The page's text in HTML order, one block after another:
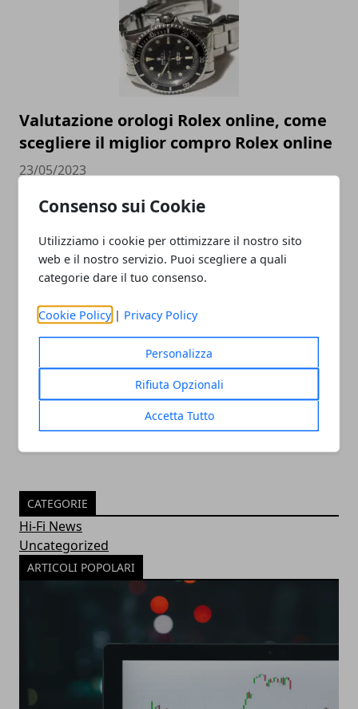
Consenso sui Cookie
Utilizziamo i cookie per ottimizzare il nostro sito
web e il nostro servizio. Puoi scegliere a quali
categorie dare il tuo consenso.
Cookie Policy | Privacy Policy
Personalizza
Rifiuta Opzionali
Accetta Tutto
Valutazione orologi Rolex online, come
scegliere il miglior compro Rolex online
23/05/2023
Come cambia la SEO nel 2023 e perché è
essenziale per la visibilità
CATEGORIE
Hi-Fi News
Uncategorized
ARTICOLI POPOLARI